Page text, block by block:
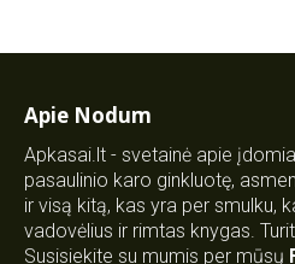
Apie Nodum
Apkasai.lt - svetainė apie
pasaulinio karo ginkluotę,
ir visą kitą, kas yra per smulku,
vadovėlius ir rimtas knygas.
Susisiekite su mumis per mūsų